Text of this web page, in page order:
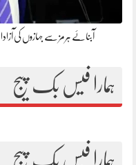
آبنائے ہرمز سے جہازوں کی
ہمارا فیس بک پیج
ہمارا فیس بک پیج